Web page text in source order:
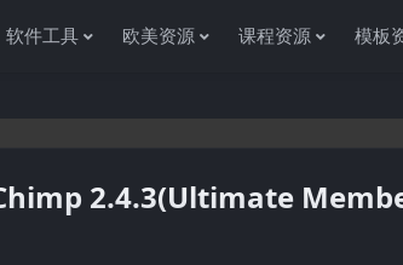
软件工具 欧美资源 课程资源 模板
2.4.3(Ultimate
感谢您访问资源杂货铺获取各种信息资源!